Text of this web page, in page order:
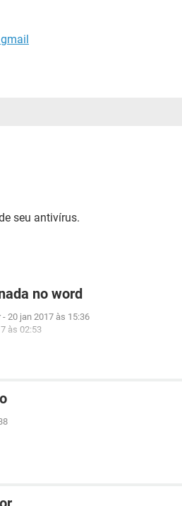
seu antivírus.
no word
- 20 jan 2017 às 15:36
às 02:53